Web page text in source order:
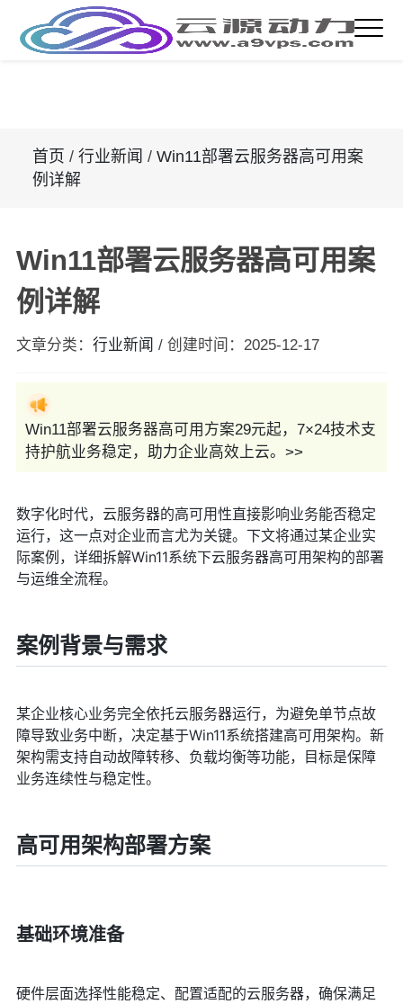
首页 / 行业新闻 / Win11部署云服务器高可用案
例详解
Win11部署云服务器高可用案
例详解
文章分类： 行业新闻 / 创建时间： 2025-12-17
Win11部署云服务器高可用方案29元起，7×24技术支
持护航业务稳定，助力企业高效上云。>>
数字化时代，云服务器的高可用性直接影响业务能否稳定
运行，这一点对企业而言尤为关键。下文将通过某企业实
际案例，详细拆解Win11系统下云服务器高可用架构的部署
与运维全流程。
案例背景与需求
某企业核心业务完全依托云服务器运行，为避免单节点故
障导致业务中断，决定基于Win11系统搭建高可用架构。新
架构需支持自动故障转移、负载均衡等功能，目标是保障
业务连续性与稳定性。
高可用架构部署方案
基础环境准备
硬件层面选择性能稳定、配置适配的云服务器，确保满足